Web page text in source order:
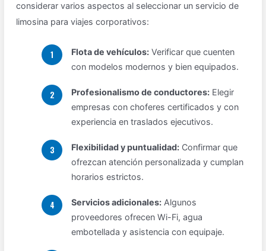
considerar varios aspectos al seleccionar un servicio de
limosina para viajes corporativos:
Flota de vehículos: Verificar que cuenten
con modelos modernos y bien equipados.
Profesionalismo de conductores: Elegir
empresas con choferes certificados y con
experiencia en traslados ejecutivos.
Flexibilidad y puntualidad: Confirmar que
ofrezcan atención personalizada y cumplan
horarios estrictos.
Servicios adicionales: Algunos
proveedores ofrecen Wi-Fi, agua
embotellada y asistencia con equipaje.